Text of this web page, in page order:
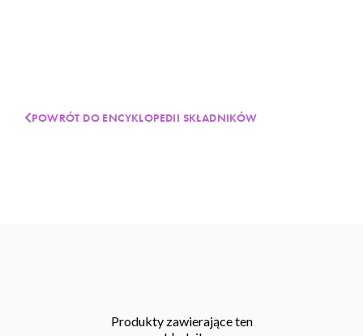
POWRÓT DO ENCYKLOPEDII SKŁADNIKÓW
Produkty zawierające ten